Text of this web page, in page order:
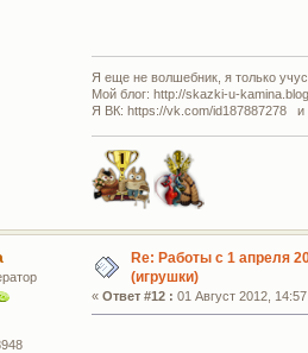
Я еще не волшебник, я только
Мой блог: http://skazki-u-
Я ВК: https://vk.com/id187887278 и
Re: Работы с 1 апреля
(игрушки)
«Ответ #12 : 01 Август 2012,